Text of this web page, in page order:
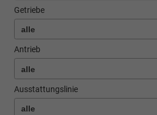
Getriebe
Antrieb
Ausstattungslinie